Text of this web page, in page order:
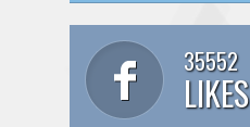
35552
LIKES